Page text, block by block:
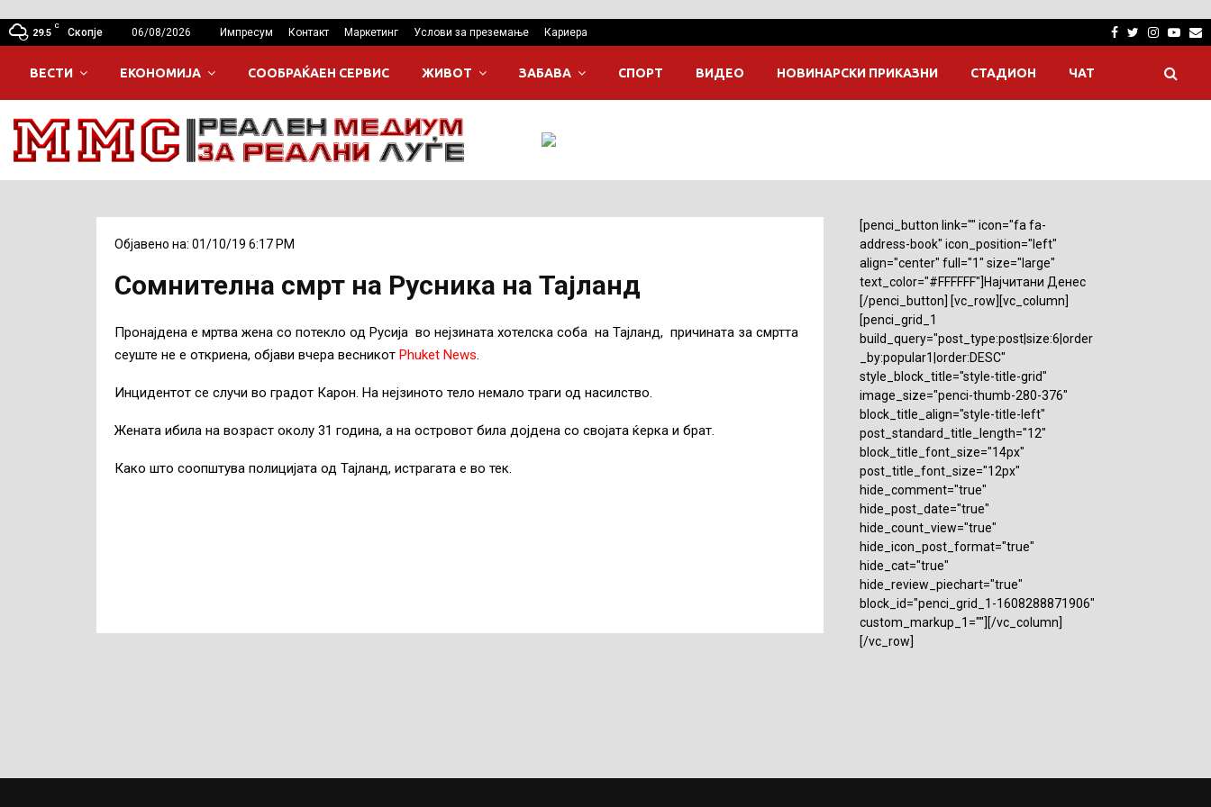
29.5
C
Скопје 06/08/2026 Импресум Контакт Маркетинг Услови за преземање Кариера Facebook
Twitter
ВЕСТИ ЕКОНОМИЈА СООБРАЌАЕН СЕРВИС ЖИВОТ ЗАБАВА СПОРТ ВИДЕО НОВИНАРСКИ ПРИКАЗНИ СТАДИОН ЧАТ
Објавено на: 01/10/19 6:17 PM
Сомнителна смрт на Русника на Тајланд
Пронајдена е мртва жена со потекло од Русија во нејзината хотелска соба на Тајланд, причината за смртта
сеуште не е откриена, објави вчера весникот Phuket News.
Инцидентот се случи во градот Карон. На нејзиното тело немало траги од насилство.
Жената ибила на возраст околу 31 година, а на островот била дојдена со својата ќерка и брат.
Како што соопштува полицијата од Тајланд, истрагата е во тек.
[penci_button link="" icon="fa fa-
address-book" icon_position="left"
align="center" full="1" size="large"
text_color="#FFFFFF"]Најчитани Денес
[/penci_button] [vc_row][vc_column]
[penci_grid_1
build_query="post_type:post|size:6|order
_by:popular1|order:DESC"
style_block_title="style-title-grid"
image_size="penci-thumb-280-376"
block_title_align="style-title-left"
post_standard_title_length="12"
block_title_font_size="14px"
post_title_font_size="12px"
hide_comment="true"
hide_post_date="true"
hide_count_view="true"
hide_icon_post_format="true"
hide_cat="true"
hide_review_piechart="true"
block_id="penci_grid_1-1608288871906"
custom_markup_1=""][/vc_column]
[/vc_row]